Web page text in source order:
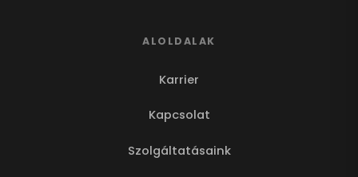
ALOLDALAK
Karrier
Kapcsolat
Szolgáltatásaink